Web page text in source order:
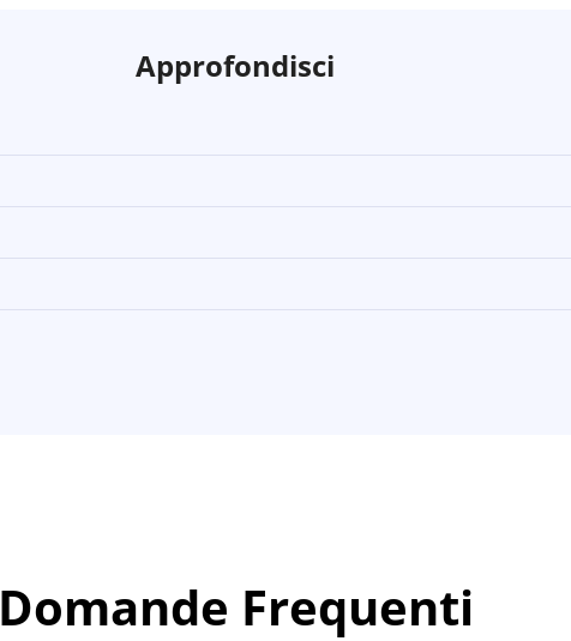
Approfondisci
Domande Frequenti